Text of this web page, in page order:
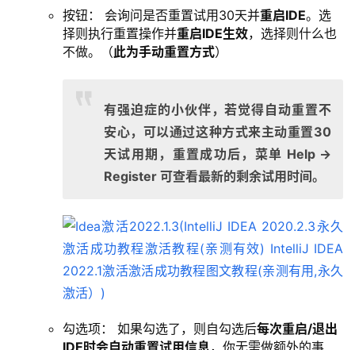
按钮： 会询问是否重置试用30天并重启IDE。选
择则执行重置操作并重启IDE生效，选择则什么也
不做。（此为手动重置方式）
有强迫症的小伙伴，若觉得自动重置不
安心，可以通过这种方式来主动重置30
天试用期，重置成功后，菜单 Help ->
Register 可查看最新的剩余试用时间。
勾选项： 如果勾选了，则自勾选后每次重启/退出